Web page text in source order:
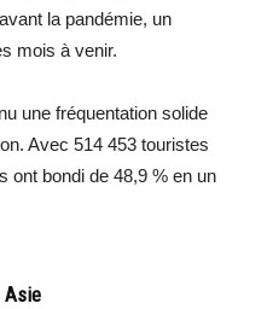
la pandémie, un
mois à venir.
une fréquentation solide
Avec 514 453 touristes
ont bondi de 48,9 % en un
Asie